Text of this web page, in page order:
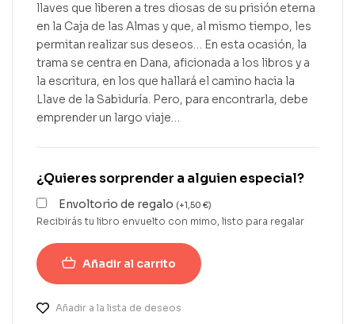
llaves que liberen a tres diosas de su prisión eterna
en la Caja de las Almas y que, al mismo tiempo, les
permitan realizar sus deseos… En esta ocasión, la
trama se centra en Dana, aficionada a los libros y a
la escritura, en los que hallará el camino hacia la
Llave de la Sabiduría. Pero, para encontrarla, debe
emprender un largo viaje…
¿Quieres sorprender a alguien especial?
Envoltorio de regalo (+1,50 €)
Recibirás tu libro envuelto con mimo, listo para regalar
Añadir al carrito
Añadir a la lista de deseos